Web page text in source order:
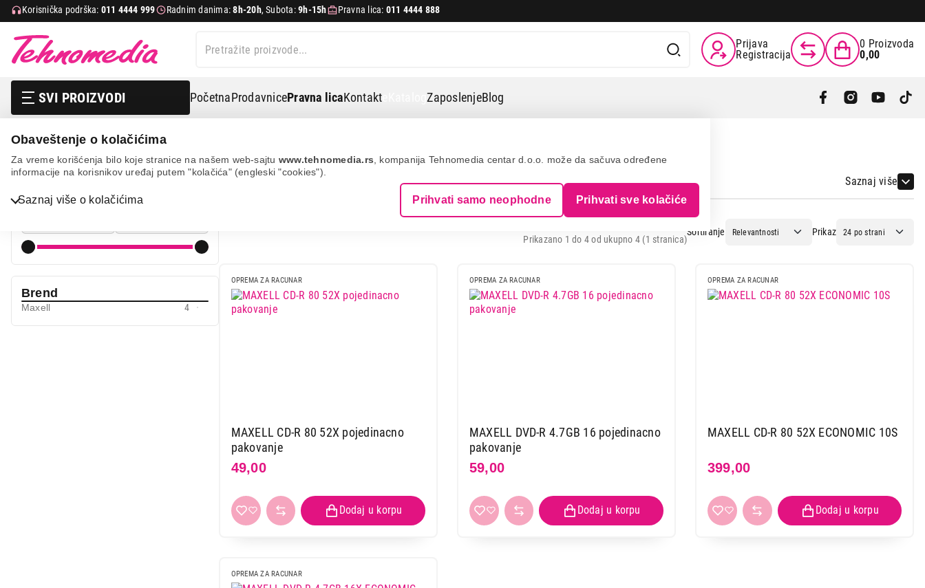
Obaveštenje o kolačićima
Za vreme korišćenja bilo koje stranice na našem web-sajtu www.tehnomedia.rs , kompanija Tehnomedia centar d.o.o. može da sačuva određene
informacije na korisnikov uređaj putem "kolačića" (engleski "cookies").
Saznaj više o kolačićima Prihvati samo neophodne Prihvati sve kolačiće
Korisnička podrška: 011 4444 999 Radnim danima:8h-20h, Subota:9h-15h Pravna lica: 011 4444 888
Prijava
Registracija
0 Proizvoda
0,00
SVI PROIZVODI PočetnaProdavnicePravna licaKontakt eKatalogZaposlenjeBlog
Bela tehnika
IT & Gaming
Mali kućni aparati
Mali kuhinjski aparati
It & gaming Skladištenje podataka
Cena od Cena do
Brend
Maxell 4
DISKOVI DVD / CD Saznaj više
Sortiranje Prikaz
Prikazano 1 do 4 od ukupno 4 (1 stranica)
OPREMA ZA RACUNAR
MAXELL CD-R 80 52X pojedinacno
pakovanje
49,00
OPREMA ZA RACUNAR
MAXELL DVD-R 4.7GB 16 pojedinacno
pakovanje
59,00
OPREMA ZA RACUNAR
MAXELL CD-R 80 52X ECONOMIC 10S
399,00
OPREMA ZA RACUNAR